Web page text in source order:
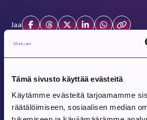
Tämä sivusto käyttää evästeitä
Käytämme evästeitä tarjoamamme
räätälöimiseen, sosiaalisen median
Jaa
Tapahtuma alkaa:
6.8.2026